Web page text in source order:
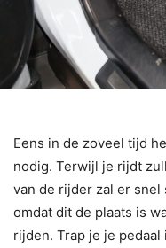
Eens in de zoveel tijd
nodig. Terwijl je rijdt
van de rijder zal er snel
omdat dit de plaats is
rijden. Trap je je